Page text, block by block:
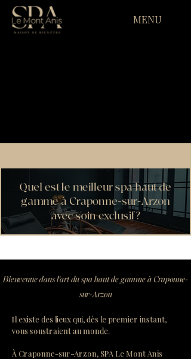
MENU
Quel est le meilleur spa haut de
gamme à Craponne-sur-Arzon
avec soin exclusif ?
Bienvenue dans l'art du spa haut de gamme à Craponne-
sur-Arzon
Il existe des lieux qui, dès le premier instant,
vous soustraient au monde.
À Craponne-sur-Arzon, SPA Le Mont Anis